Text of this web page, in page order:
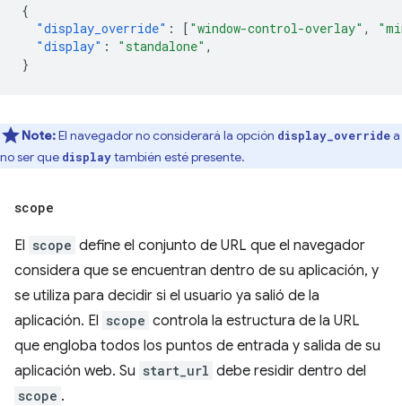
{
"display_override" : [ "window-control-overlay" ,
"display" : "standalone" ,
}
Note:El navegador no considerará la opción display_overridea
no ser que displaytambién esté presente.
scope
El scope define el conjunto de URL que el navegador
considera que se encuentran dentro de su aplicación, y
se utiliza para decidir si el usuario ya salió de la
aplicación. El scope controla la estructura de la URL
que engloba todos los puntos de entrada y salida de su
aplicación web. Su start_url debe residir dentro del
scope .